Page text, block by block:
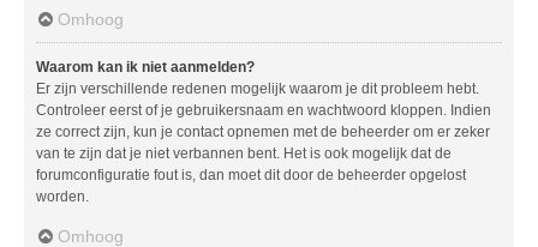
Omhoog
Waarom kan ik niet aanmelden?
Er zijn verschillende redenen mogelijk waarom je dit probleem hebt.
Controleer eerst of je gebruikersnaam en wachtwoord kloppen. Indien
ze correct zijn, kun je contact opnemen met de beheerder om er zeker
van te zijn dat je niet verbannen bent. Het is ook mogelijk dat de
forumconfiguratie fout is, dan moet dit door de beheerder opgelost
worden.
Omhoog